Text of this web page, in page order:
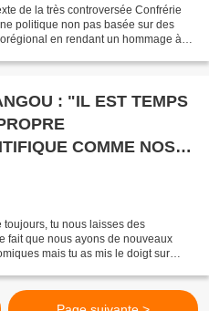
de la très controversée Confrérie
politique non pas basée sur des
en rendant un hommage à
: "IL EST TEMPS
COMME NOS
PROPRE MANIOC"
toujours, tu nous laisses des
fait que nous ayons de nouveaux
mais tu as mis le doigt sur